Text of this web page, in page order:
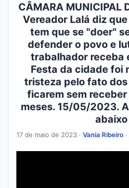
CÂMARA MUNICIPAL
Vereador Lalá diz
tem que se "doer"
defender o povo e
trabalhador receba
Festa da cidade foi
tristeza pelo fato
ficarem sem
meses. 15/05/2023.
abaixo
17 de maio de 2023 · Vania Ribeiro ·